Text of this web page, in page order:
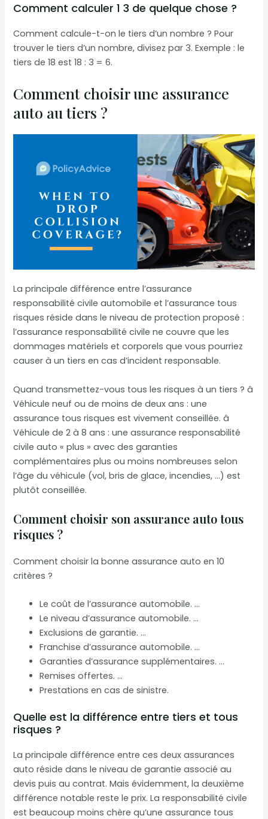
Comment calculer 1 3 de quelque chose ?
Comment calcule-t-on le tiers d’un nombre ? Pour
trouver le tiers d’un nombre, divisez par 3. Exemple : le
tiers de 18 est 18 : 3 = 6.
Comment choisir une assurance
auto au tiers ?
La principale différence entre l’assurance
responsabilité civile automobile et l’assurance tous
risques réside dans le niveau de protection proposé :
l’assurance responsabilité civile ne couvre que les
dommages matériels et corporels que vous pourriez
causer à un tiers en cas d’incident responsable.
Quand transmettez-vous tous les risques à un tiers ? â
Véhicule neuf ou de moins de deux ans : une
assurance tous risques est vivement conseillée. â
Véhicule de 2 à 8 ans : une assurance responsabilité
civile auto « plus » avec des garanties
complémentaires plus ou moins nombreuses selon
l’âge du véhicule (vol, bris de glace, incendies, …) est
plutôt conseillée.
Comment choisir son assurance auto tous
risques ?
Comment choisir la bonne assurance auto en 10
critères ?
Le coût de l’assurance automobile. …
Le niveau d’assurance automobile. …
Exclusions de garantie. …
Franchise d’assurance automobile. …
Garanties d’assurance supplémentaires. …
Remises offertes. …
Prestations en cas de sinistre.
Quelle est la différence entre tiers et tous
risques ?
La principale différence entre ces deux assurances
auto réside dans le niveau de garantie associé au
devis puis au contrat. Mais évidemment, la deuxième
différence notable reste le prix. La responsabilité civile
est beaucoup moins chère qu’une assurance tous